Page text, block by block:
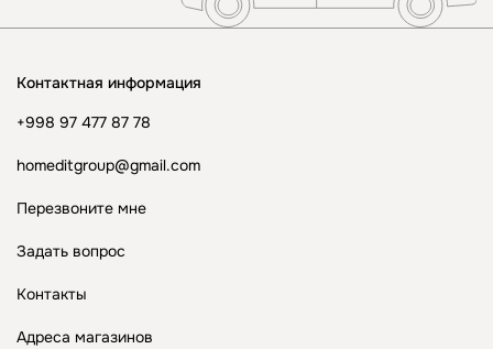
Контактная информация
+998 97 477 87 78
homeditgroup@gmail.com
Перезвоните мне
Задать вопрос
Контакты
Адреса магазинов